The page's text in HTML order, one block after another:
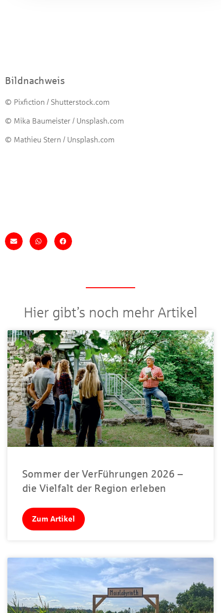
Bildnachweis
© Pixfiction / Shutterstock.com
© Mika Baumeister / Unsplash.com
© Mathieu Stern / Unsplash.com
Hier gibt’s noch mehr Artikel
Sommer der VerFührungen 2026 –
die Vielfalt der Region erleben
Zum Artikel